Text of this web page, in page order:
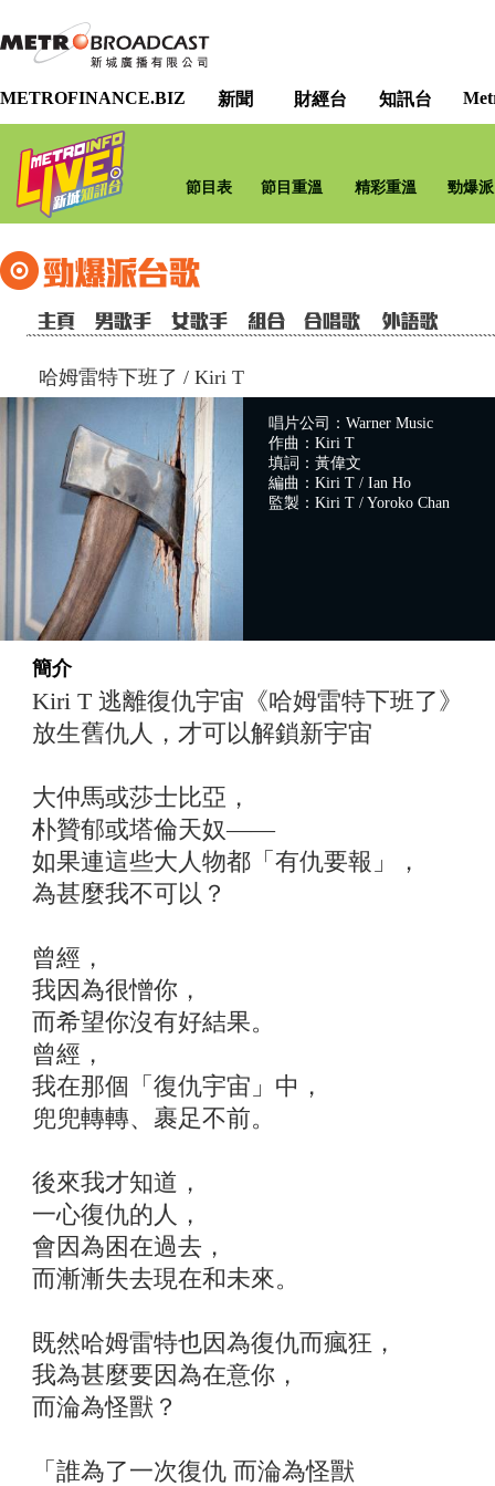
METROFINANCE.BIZ 新聞 財經台 知訊台
節目表 節目重溫 精彩重溫 勁爆
哈姆雷特下班了 / Kiri T
唱片公司：Warner Music
作曲：Kiri T
填詞：黃偉文
編曲：Kiri T / Ian Ho
監製：Kiri T / Yoroko Chan
簡介
Kiri T 逃離復仇宇宙《哈姆雷特下班了》
放生舊仇人，才可以解鎖新宇宙
大仲馬或莎士比亞，
朴贊郁或塔倫天奴——
如果連這些大人物都「有仇要報」，
為甚麼我不可以？
曾經，
我因為很憎你，
而希望你沒有好結果。
曾經，
我在那個「復仇宇宙」中，
兜兜轉轉、裹足不前。
後來我才知道，
一心復仇的人，
會因為困在過去，
而漸漸失去現在和未來。
既然哈姆雷特也因為復仇而瘋狂，
我為甚麼要因為在意你，
而淪為怪獸？
「誰為了一次復仇 而淪為怪獸